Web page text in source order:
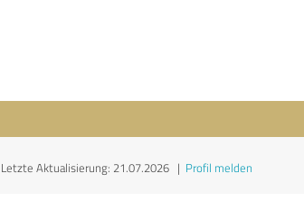
Letzte Aktualisierung: 21.07.2026 | Profil melden